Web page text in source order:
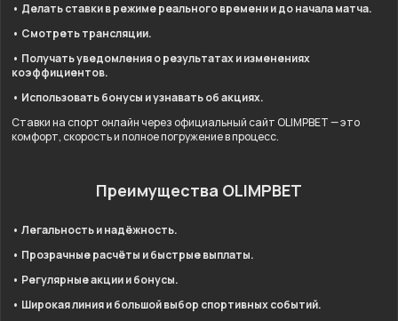
• Делать ставки в режиме реального времени и до начала матча.
• Смотреть трансляции.
• Получать уведомления о результатах и изменениях
коэффициентов.
• Использовать бонусы и узнавать об акциях.
Ставки на спорт онлайн через официальный сайт OLIMPBET — это
комфорт, скорость и полное погружение в процесс.
Преимущества OLIMPBET
• Легальность и надёжность.
• Прозрачные расчёты и быстрые выплаты.
• Регулярные акции и бонусы.
• Широкая линия и большой выбор спортивных событий.